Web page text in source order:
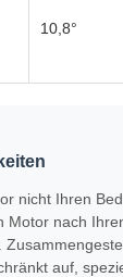
10,8°
nicht Ihren
Motor nach
auf,